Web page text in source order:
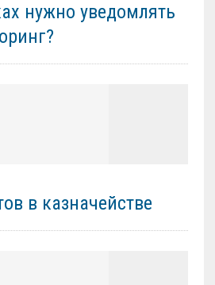
нужно уведомлять
в казначействе